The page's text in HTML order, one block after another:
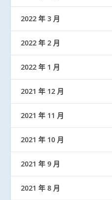
2022 年 3 月
2022 年 2 月
2022 年 1 月
2021 年 12 月
2021 年 11 月
2021 年 10 月
2021 年 9 月
2021 年 8 月